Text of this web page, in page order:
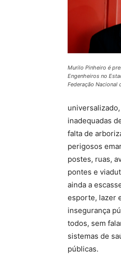
Murilo Pinheiro é
Engenheiros no
Federação Nacional
inadequadas
falta de
perigosos
postes, ruas,
pontes e
ainda a
esporte, lazer
insegurança
todos, sem
sistemas de
públicas.